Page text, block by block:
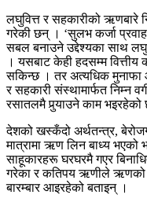
लघुवित्त र सहकारीको ऋणबारे
गरेकी छन् । ‘सुलभ कर्जा प्रवाह
सबल बनाउने उद्देश्यका साथ
। यसबाट केही हदसम्म वित्तीय
सकिन्छ । तर अत्यधिक मुनाफा
र सहकारी संस्थामार्फत निम्न
रसातलमै पुर्‍याउने काम
देशको खस्कँदो अर्थतन्त्र,
मात्रामा ऋण लिन बाध्य भएको
साहूकारहरू घरघरमै गएर
गरेका र कतिपय ऋणीले ऋणको
बारम्बार आइरहेको बताइन् ।